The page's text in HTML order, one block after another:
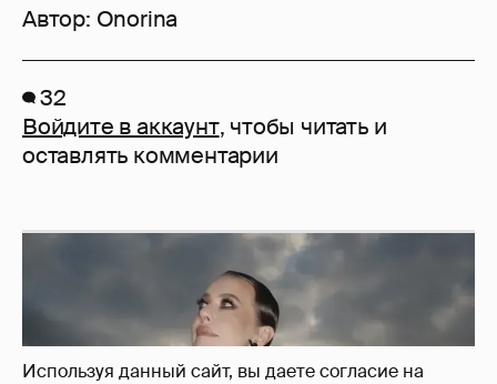
Используя данный сайт, вы даете согласие на
Автор: Onorina
32
Войдите в аккаунт, чтобы читать и
оставлять комментарии